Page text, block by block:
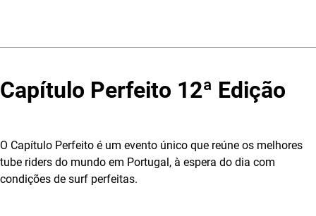
Capítulo Perfeito 12ª Edição
O Capítulo Perfeito é um evento único que reúne os melhores
tube riders do mundo em Portugal, à espera do dia com
condições de surf perfeitas.